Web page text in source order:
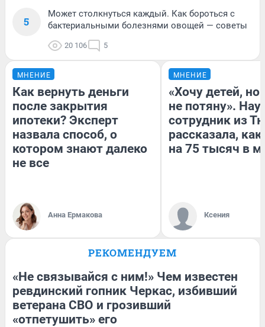
5
Может столкнуться каждый. Как бороться с
бактериальными болезнями овощей — советы
20 106 5
МНЕНИЕ
Как вернуть деньги
после закрытия
ипотеки? Эксперт
назвала способ, о
котором знают далеко
не все
Анна Ермакова
МНЕНИЕ
«Хочу детей,
не потяну».
сотрудник из
рассказала,
на 75 тысяч в
Ксения
РЕКОМЕНДУЕМ
«Не связывайся с ним!» Чем известен
ревдинский гопник Черкас, избивший
ветерана СВО и грозивший
«отпетушить» его